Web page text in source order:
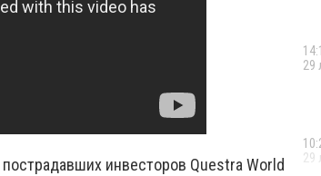
инвесторов Questra World
29
29